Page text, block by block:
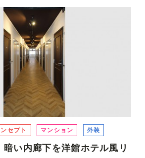
セプト マンション 外装
暗い内廊下を洋館ホテル風リ